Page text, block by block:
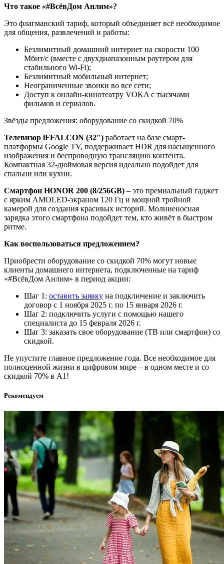
Что такое «#ВсёвДом Анлим»?
Это флагманский тариф, который объединяет всё необходимое
для общения, развлечений и работы:
Безлимитный домашний интернет на скорости 100
Мбит/с (вместе с двухдиапазонным роутером для
стабильного Wi-Fi);
Безлимитный мобильный интернет;
Неограниченные звонки во все сети;
Доступ к онлайн-кинотеатру VOKA с тысячами
фильмов и сериалов.
Звёзды предложения: оборудование со скидкой 70%
Телевизор iFFALCON (32″) работает на базе смарт-
платформы Google TV, поддерживает HDR для насыщенного
изображения и беспроводную трансляцию контента.
Компактная 32-дюймовая версия идеально подойдет для
спальни или кухни.
Смартфон HONOR 200 (8/256GB) – это премиальный гаджет
с ярким AMOLED-экраном 120 Гц и мощной тройной
камерой для создания красивых историй. Молниеносная
зарядка этого смартфона подойдет тем, кто живёт в быстром
ритме.
Как воспользоваться предложением?
Приобрести оборудование со скидкой 70% могут новые
клиенты домашнего интернета, подключенные на тариф
«#ВсёвДом Анлим» в период акции:
Шаг 1: оставить заявку на подключение и заключить
договор с 1 ноября 2025 г. по 15 января 2026 г.
Шаг 2: подключить услуги с помощью нашего
специалиста до 15 февраля 2026 г.
Шаг 3: заказать свое оборудование (ТВ или смартфон) со
скидкой.
Не упустите главное предложение года. Все необходимое для
полноценной жизни в цифровом мире – в одном месте и со
скидкой 70% в А1!
Рекомендуем